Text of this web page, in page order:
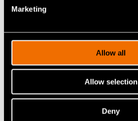
Marketing
Allow all
Allow selection
Deny